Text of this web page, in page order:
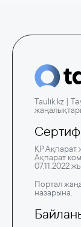
Taulik.kz |
ҚР Ақпарат
Ақпарат
07.11.2022
Портал
назарына.